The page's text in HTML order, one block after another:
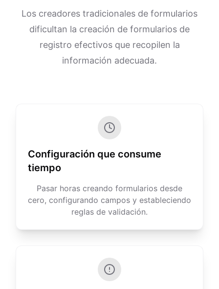
Los creadores tradicionales de formularios
dificultan la creación de formularios de
registro efectivos que recopilen la
información adecuada.
Configuración que consume
tiempo
Pasar horas creando formularios desde
cero, configurando campos y estableciendo
reglas de validación.